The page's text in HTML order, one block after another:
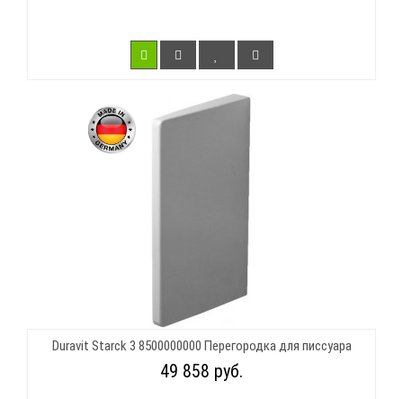
Duravit Starck 3 8500000000 Перегородка для писсуара
49 858 руб.